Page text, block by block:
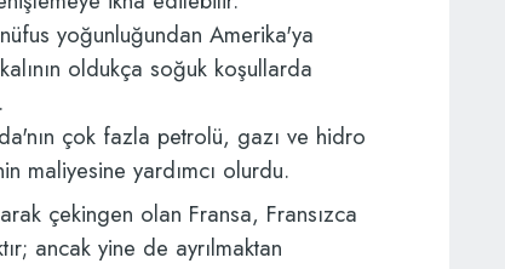
yoğunluğundan Amerika'ya
oldukça soğuk koşullarda
çok fazla petrolü, gazı ve hidro
maliyesine yardımcı olurdu.
çekingen olan Fransa, Fransızca
ancak yine de ayrılmaktan